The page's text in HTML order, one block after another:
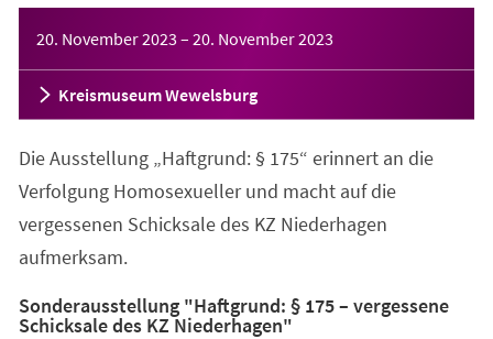
20. November 2023 – 20. November 2023
Kreismuseum Wewelsburg
Die Ausstellung „Haftgrund: § 175“ erinnert an die
Verfolgung Homosexueller und macht auf die
vergessenen Schicksale des KZ Niederhagen
aufmerksam.
Sonderausstellung "Haftgrund: § 175 – vergessene
Schicksale des KZ Niederhagen"